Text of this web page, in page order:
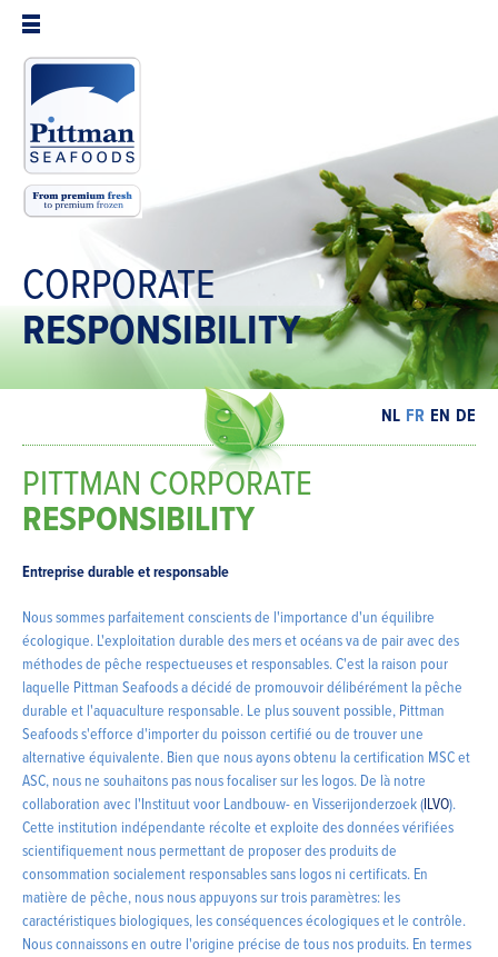
CORPORATE
RESPONSIBILITY
NL FR EN DE
PITTMAN CORPORATE
RESPONSIBILITY
Entreprise durable et responsable
Nous sommes parfaitement conscients de l'importance d'un équilibre
écologique. L'exploitation durable des mers et océans va de pair avec des
méthodes de pêche respectueuses et responsables. C'est la raison pour
laquelle Pittman Seafoods a décidé de promouvoir délibérément la pêche
durable et l'aquaculture responsable. Le plus souvent possible, Pittman
Seafoods s'efforce d'importer du poisson certifié ou de trouver une
alternative équivalente. Bien que nous ayons obtenu la certification MSC et
ASC, nous ne souhaitons pas nous focaliser sur les logos. De là notre
collaboration avec l'Instituut voor Landbouw- en Visserijonderzoek (ILVO).
Cette institution indépendante récolte et exploite des données vérifiées
scientifiquement nous permettant de proposer des produits de
consommation socialement responsables sans logos ni certificats. En
matière de pêche, nous nous appuyons sur trois paramètres: les
caractéristiques biologiques, les conséquences écologiques et le contrôle.
Nous connaissons en outre l'origine précise de tous nos produits. En termes